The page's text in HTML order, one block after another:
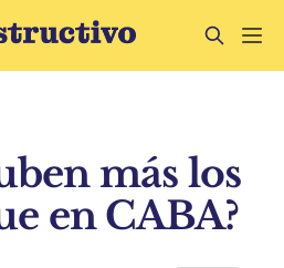
más los
en CABA?